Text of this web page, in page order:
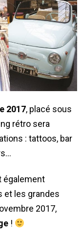
2017, placé sous
rétro sera
: tattoos, bar
également
et les grandes
2017,
!